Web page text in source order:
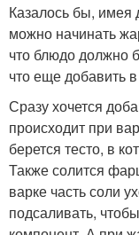
Казалось бы, имея
можно начинать
что блюдо должно
что еще добавить
Сразу хочется
происходит при
берется тесто, в
Также солится
варке часть соли
подсаливать,